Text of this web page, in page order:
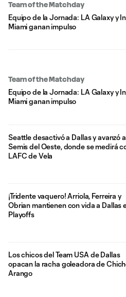
Team of the Matchday
Equipo de la Jornada: LA Galaxy y
Miami ganan impulso
Team of the Matchday
Equipo de la Jornada: LA Galaxy y
Miami ganan impulso
Seattle desactivó a Dallas y avanzó a
Semis del Oeste, donde se medirá
LAFC de Vela
¡Tridente vaquero! Arriola, Ferreira y
Obrian mantienen con vida a Dallas
Playoffs
Los chicos del Team USA de Dallas
opacan la racha goleadora de
Arango